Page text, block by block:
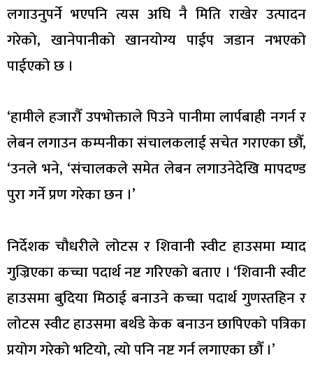
लगाउनुपर्ने भएपनि त्यस अघि नै मिति राखेर उत्पादन
गरेको, खानेपानीको खानयोग्य पाईप जडान नभएको
पाईएको छ ।
‘हामीले हजारौँ उपभोक्ताले पिउने पानीमा लार्पबाही नगर्न र
लेबन लगाउन कम्पनीका संचालकलाई सचेत गराएका छौँ,
‘उनले भने, ‘संचालकले समेत लेबन लगाउनेदेखि मापदण्ड
पुरा गर्ने प्रण गरेका छन ।’
निर्देशक चौधरीले लोटस र शिवानी स्वीट हाउसमा म्याद
गुज्रिएका कच्चा पदार्थ नष्ट गरिएको बताए । ‘शिवानी स्वीट
हाउसमा बुदिया मिठाई बनाउने कच्चा पदार्थ गुणस्तहिन र
लोटस स्वीट हाउसमा बर्थडे केक बनाउन छापिएको पत्रिका
प्रयोग गरेको भटियो, त्यो पनि नष्ट गर्न लगाएका छौँ ।’